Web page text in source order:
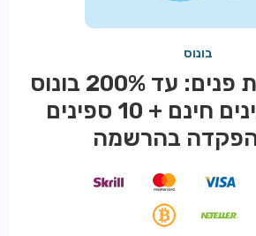
בונוס
חבילת קבלת פנים: עד 200% בונוס
+ 100 ספינים חינם + 10 ספינים
בהרשמה